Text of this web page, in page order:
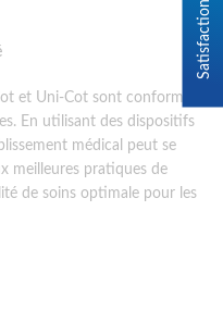
et Uni-Cot sont conformes
En utilisant des dispositifs
médical peut se
meilleures pratiques de
de soins optimale pour les